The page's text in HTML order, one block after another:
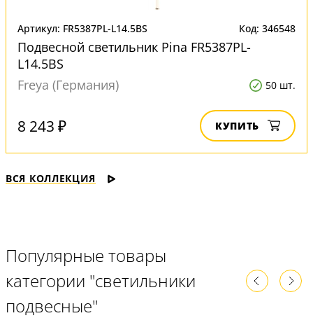
Артикул: FR5387PL-L14.5BS Код: 346548
Подвесной светильник Pina FR5387PL-
L14.5BS
Freya (Германия)
50 шт.
8 243 ₽ КУПИТЬ
ВСЯ КОЛЛЕКЦИЯ
Популярные товары
категории "светильники
подвесные"